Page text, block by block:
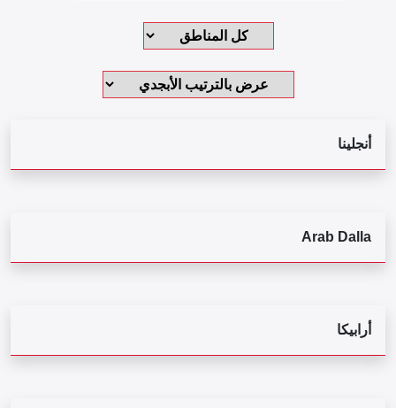
أنجلينا
Arab Dalla
أرابيكا